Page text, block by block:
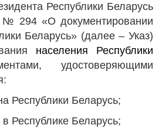
Республики Беларусь
294 «О документировании
Беларусь» (далее – Указ)
населения Республики
удостоверяющими
Республики Беларусь;
Республике Беларусь;